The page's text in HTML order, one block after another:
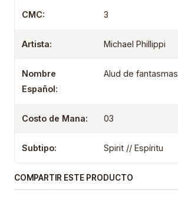
CMC: 3
Artista: Michael Phillippi
Nombre
Español:
Alud de fantasmas
Costo de Mana: 03
Subtipo: Spirit // Espíritu
COMPARTIR ESTE PRODUCTO